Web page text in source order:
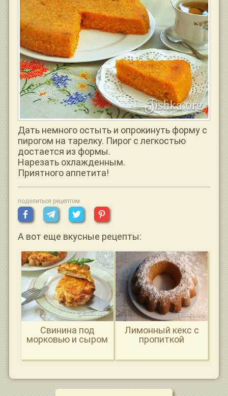
Дать немного остыть и опрокинуть форму с
пирогом на тарелку. Пирог с легкостью
достается из формы.
Нарезать охлажденным.
Приятного аппетита!
поделиться рецептом
А вот еще вкусные рецепты:
Свинина под
морковью и сыром
Лимонный кекс с
пропиткой